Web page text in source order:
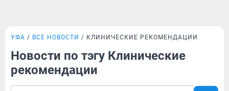
УФА ВСЕ НОВОСТИ КЛИНИЧЕСКИЕ РЕКОМЕНДАЦИИ
Новости по тэгу Клинические
рекомендации